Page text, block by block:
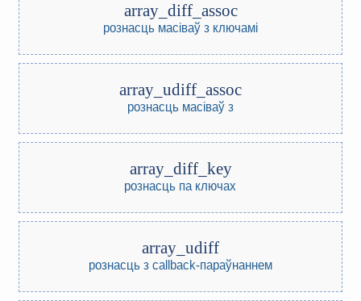
array_diff_assoc
рознасць масіваў з ключамі
array_udiff_assoc
рознасць масіваў з
array_diff_key
рознасць па ключах
array_udiff
рознасць з callback-параўнаннем